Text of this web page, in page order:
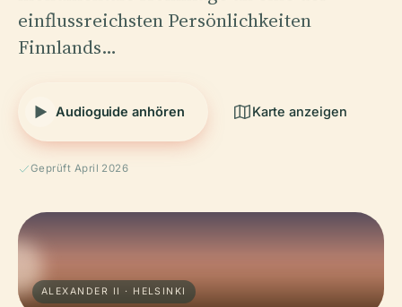
einflussreichsten Persönlichkeiten
Finnlands…
Audioguide anhören Karte anzeigen
Geprüft April 2026
ALEXANDER II · HELSINKI